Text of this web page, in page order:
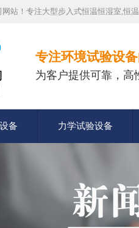
站！专注大型步入式恒温恒湿室,恒
专注环境试验设
为客户提供可靠，高
备 力学试验设备